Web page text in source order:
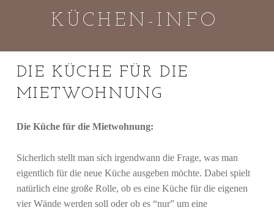
KÜCHEN-INFO
D
I
navigation
DIE KÜCHE FÜR DIE
MIETWOHNUNG
Die Küche für die Mietwohnung:
Sicherlich stellt man sich irgendwann die Frage, was man
eigentlich für die neue Küche ausgeben möchte. Dabei spielt
natürlich eine große Rolle, ob es eine Küche für die eigenen
vier Wände werden soll oder ob es “nur” um eine